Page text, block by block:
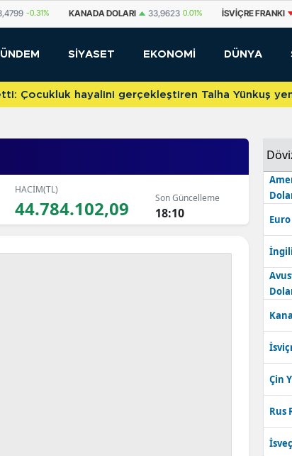
33,9623 0.01% İSVIÇRE FRANKI 58,5956 -0.6% YUAN
SİYASET EKONOMİ DÜNYA
hayalini gerçekleştiren Talha Yünkuş yeni
HACİM(TL)
44.784.102,09 Son Güncelleme
18:10 Euro
Çin
Rus